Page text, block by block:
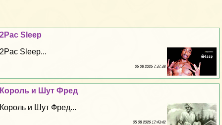
2Pac Sleep
2Pac Sleep...
06 08 2026 7:37:38
Король и Шут Фред
Король и Шут Фред...
05 08 2026 17:43:42